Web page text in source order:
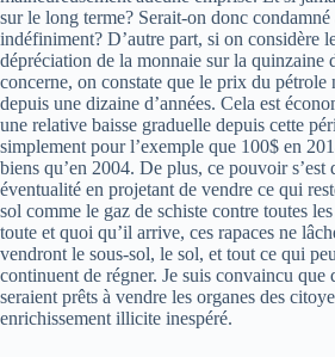
sur le long terme? Serait-on donc condamné
indéfiniment? D’autre part, si on considère
dépréciation de la monnaie sur la quinzaine
concerne, on constate que le prix du pétrole
depuis une dizaine d’années. Cela est
une relative baisse graduelle depuis cette
simplement pour l’exemple que 100$ en
biens qu’en 2004. De plus, ce pouvoir s’est
éventualité en projetant de vendre ce qui
sol comme le gaz de schiste contre toutes
toute et quoi qu’il arrive, ces rapaces ne
vendront le sous-sol, le sol, et tout ce qui
continuent de régner. Je suis convaincu que
seraient prêts à vendre les organes des
enrichissement illicite inespéré.